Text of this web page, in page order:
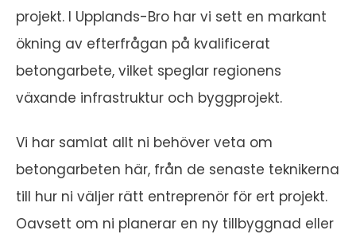
projekt. I Upplands-Bro har vi sett en markant
ökning av efterfrågan på kvalificerat
betongarbete, vilket speglar regionens
växande infrastruktur och byggprojekt.
Vi har samlat allt ni behöver veta om
betongarbeten här, från de senaste teknikerna
till hur ni väljer rätt entreprenör för ert projekt.
Oavsett om ni planerar en ny tillbyggnad eller